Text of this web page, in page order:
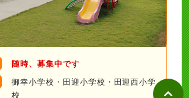
随時、募集中です
御幸小学校・田迎小学校・田迎西小学
校